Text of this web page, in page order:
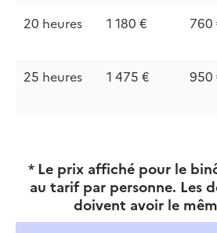
20 heures
1 180 € 760
25 heures
1 475 € 950
*Le prix affiché pour le
au tarif par personne. Les
doivent avoir le